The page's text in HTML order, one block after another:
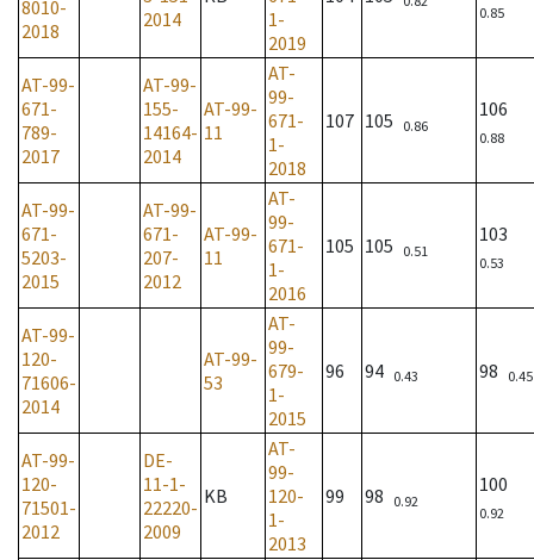
8010-
2018
2014
1-
2019
0.85
AT-99-
671-
789-
2017
AT-99-
155-
14164-
2014
AT-99-
11
AT-
99-
671-
1-
2018
107 105 0.86
106
0.88
AT-99-
671-
5203-
2015
AT-99-
671-
207-
2012
AT-99-
11
AT-
99-
671-
1-
2016
105 105 0.51
103
0.53
AT-99-
120-
71606-
2014
AT-99-
53
AT-
99-
679-
1-
2015
96 94 0.43 98 0.45
AT-99-
120-
71501-
2012
DE-
11-1-
22220-
2009
KB
AT-
99-
120-
1-
2013
99 98 0.92
100
0.92